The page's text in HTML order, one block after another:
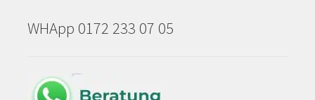
WHApp 0172 233 07 05